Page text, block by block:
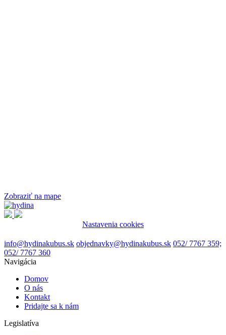
Zobraziť na mape
Nastavenia cookies
info@hydinakubus.sk objednavky@hydinakubus.sk 052/ 7767 359;
052/ 7767 360
Navigácia
Domov
O nás
Kontakt
Pridajte sa k nám
Legislatíva